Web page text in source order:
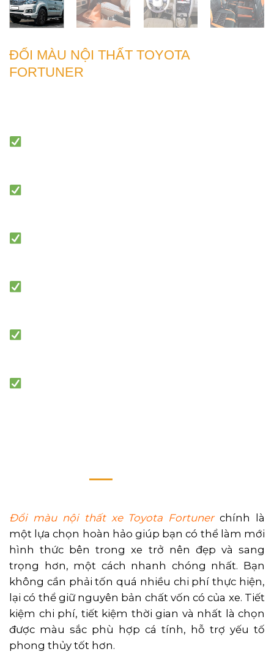
ĐỔI MÀU NỘI THẤT TOYOTA
FORTUNER
Đổi màu nội thất xe Toyota Fortunerchính là
một lựa chọn hoàn hảo giúp bạn có thể làm mới
hình thức bên trong xe trở nên đẹp và sang
trọng hơn, một cách nhanh chóng nhất. Bạn
không cần phải tốn quá nhiều chi phí thực hiện,
lại có thể giữ nguyên bản chất vốn có của xe. Tiết
kiệm chi phí, tiết kiệm thời gian và nhất là chọn
được màu sắc phù hợp cá tính, hỗ trợ yếu tố
phong thủy tốt hơn.